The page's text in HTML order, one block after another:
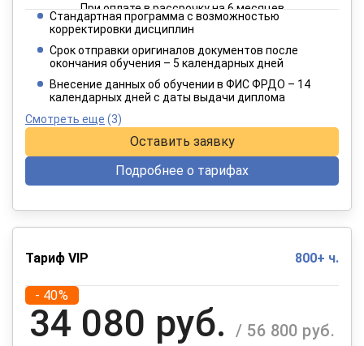
При оплате в рассрочку на 6 месяцев
2 382 руб.
При оплате в рассрочку на 12 месяцев
Стандартная программа с возможностью
корректировки дисциплин
Срок отправки оригиналов документов после
окончания обучения – 5 календарных дней
Внесение данных об обучении в ФИС ФРДО – 14
календарных дней с даты выдачи диплома
Смотреть еще (3)
Оставить заявку
Подробнее о тарифах
Тариф VIP 800+ ч.
- 40%
34 080 руб. / 56 800 руб.